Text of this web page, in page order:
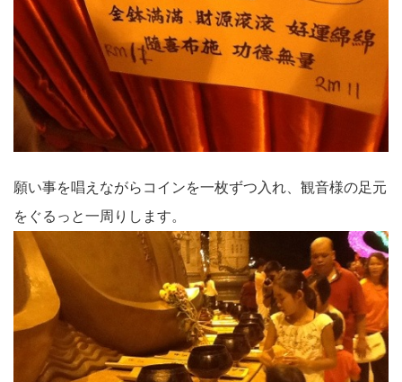
願い事を唱えながらコインを一枚ずつ入れ、観音様の足元
をぐるっと一周りします。